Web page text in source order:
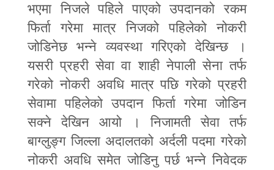
भएमा निजले पहिले पाएको उपदानको रकम
फिर्ता गरेमा मात्र निजको पहिलेको नोकरी
जोडिनेछ भन्ने व्यवस्था गरिएको देखिन्छ ।
यसरी प्रहरी सेवा वा शाही नेपाली सेना तर्फ
गरेको नोकरी अवधि मात्र पछि गरेको प्रहरी
सेवामा पहिलेको उपदान फिर्ता गरेमा जोडिन
सक्ने देखिन आयो । निजामती सेवा तर्फ
बाग्लुङ्ग जिल्ला अदालतको अर्दली पदमा गरेको
नोकरी अवधि समेत जोडिनु पर्छ भन्ने निवेदक